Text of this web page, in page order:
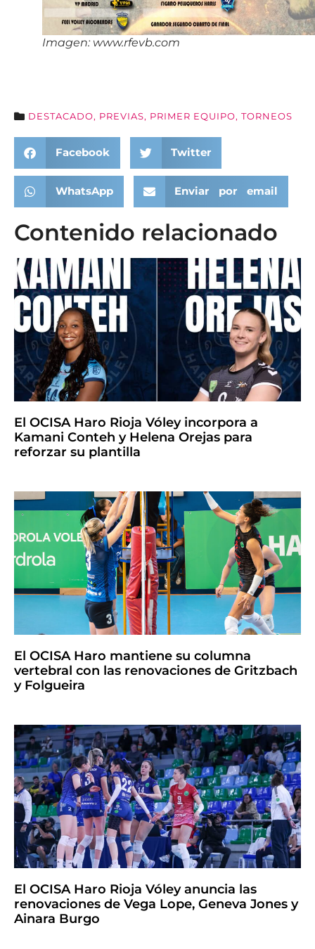
Imagen: www.rfevb.com
DESTACADO, PREVIAS, PRIMER EQUIPO, TORNEOS
Facebook Twitter
WhatsApp Enviar por email
Contenido relacionado
El OCISA Haro Rioja Vóley incorpora a
Kamani Conteh y Helena Orejas para
reforzar su plantilla
El OCISA Haro mantiene su columna
vertebral con las renovaciones de Gritzbach
y Folgueira
El OCISA Haro Rioja Vóley anuncia las
renovaciones de Vega Lope, Geneva Jones y
Ainara Burgo